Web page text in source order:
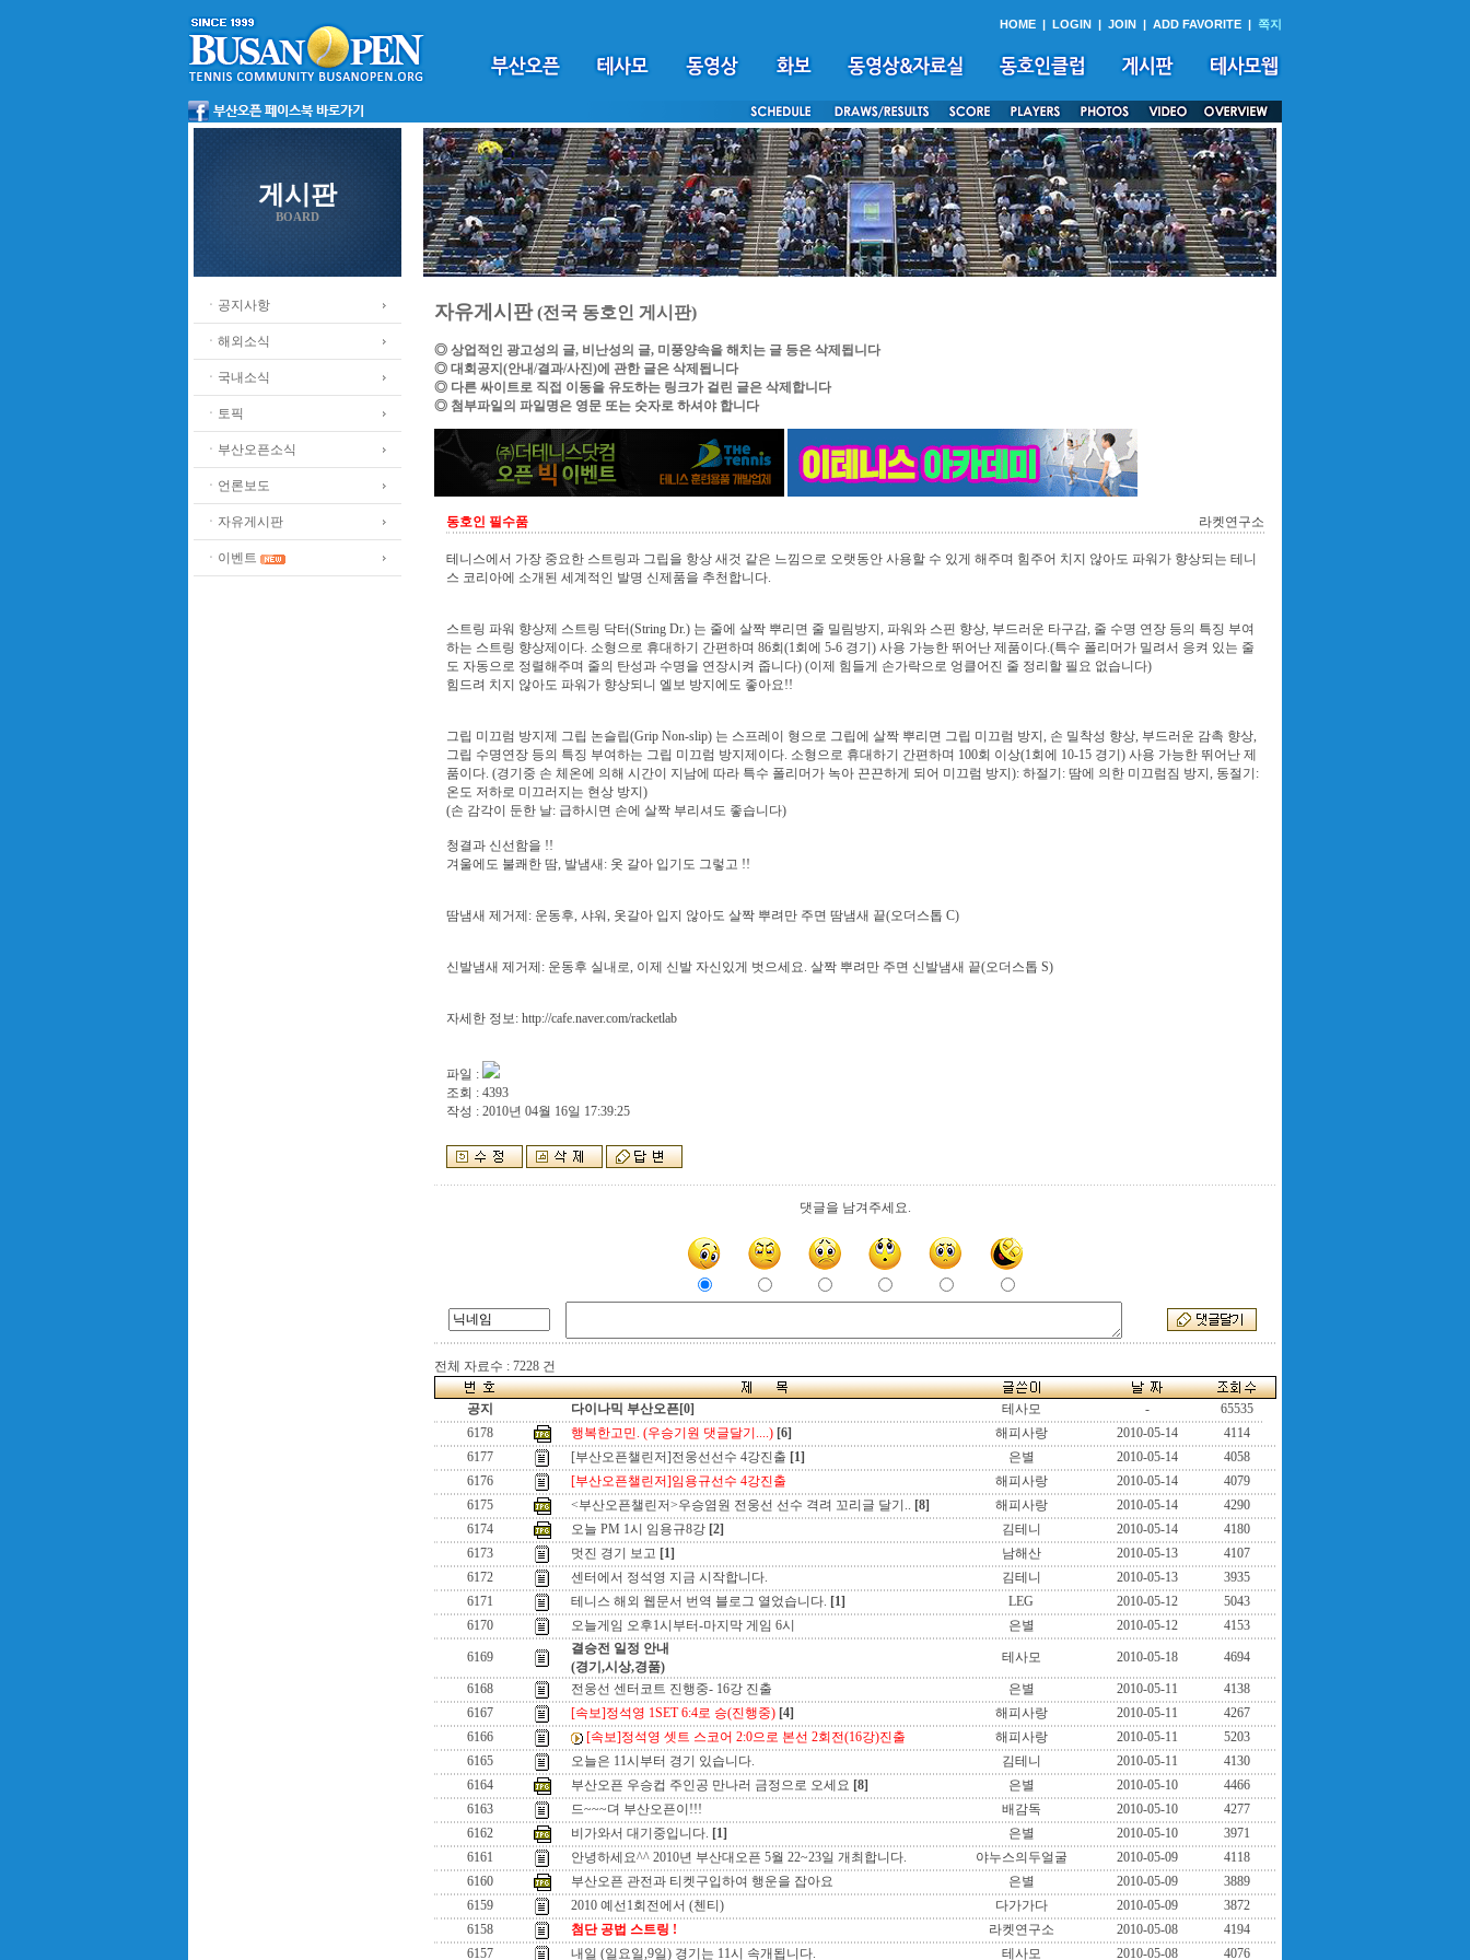
HOME | LOGIN | JOIN | ADD FAVORITE | 쪽지
게시판
BOARD
ㆍ공지사항
ㆍ해외소식
ㆍ국내소식
ㆍ토픽
ㆍ부산오픈소식
ㆍ언론보도
ㆍ자유게시판
ㆍ이벤트
자유게시판(전국 동호인 게시판)
◎ 상업적인 광고성의 글, 비난성의 글, 미풍양속을 해치는 글 등은 삭제됩니다
◎ 대회공지(안내/결과/사진)에 관한 글은 삭제됩니다
◎ 다른 싸이트로 직접 이동을 유도하는 링크가 걸린 글은 삭제합니다
◎ 첨부파일의 파일명은 영문 또는 숫자로 하셔야 합니다
동호인 필수품 라켓연구소
테니스에서 가장 중요한 스트링과 그립을 항상 새것 같은 느낌으로 오랫동안 사용할 수 있게 해주며 힘주어 치지 않아도 파워가 향상되는 테니
스 코리아에 소개된 세계적인 발명 신제품을 추천합니다.
스트링 파워 향상제 스트링 닥터(String Dr.) 는 줄에 살짝 뿌리면 줄 밀림방지, 파워와 스핀 향상, 부드러운 타구감, 줄 수명 연장 등의 특징 부여
하는 스트링 향상제이다. 소형으로 휴대하기 간편하며 86회(1회에 5-6 경기) 사용 가능한 뛰어난 제품이다.(특수 폴리머가 밀려서 응켜 있는 줄
도 자동으로 정렬해주며 줄의 탄성과 수명을 연장시켜 줍니다) (이제 힘들게 손가락으로 엉클어진 줄 정리할 필요 없습니다)
힘드려 치지 않아도 파워가 향상되니 엘보 방지에도 좋아요!!
그립 미끄럼 방지제 그립 논슬립(Grip Non-slip) 는 스프레이 형으로 그립에 살짝 뿌리면 그립 미끄럼 방지, 손 밀착성 향상, 부드러운 감촉 향상,
그립 수명연장 등의 특징 부여하는 그립 미끄럼 방지제이다. 소형으로 휴대하기 간편하며 100회 이상(1회에 10-15 경기) 사용 가능한 뛰어난 제
품이다. (경기중 손 체온에 의해 시간이 지남에 따라 특수 폴리머가 녹아 끈끈하게 되어 미끄럼 방지): 하절기: 땀에 의한 미끄럼짐 방지, 동절기:
온도 저하로 미끄러지는 현상 방지)
(손 감각이 둔한 날: 급하시면 손에 살짝 부리셔도 좋습니다)
청결과 신선함을 !!
겨울에도 불쾌한 땀, 발냄새: 옷 갈아 입기도 그렇고 !!
땀냄새 제거제: 운동후, 샤워, 옷갈아 입지 않아도 살짝 뿌려만 주면 땀냄새 끝(오더스톱 C)
신발냄새 제거제: 운동후 실내로, 이제 신발 자신있게 벗으세요. 살짝 뿌려만 주면 신발냄새 끝(오더스톱 S)
자세한 정보: http://cafe.naver.com/racketlab
파일 :
조회 : 4393
작성 : 2010년 04월 16일 17:39:25
댓글을 남겨주세요.
전체 자료수 : 7228 건
공지 다이나믹 부산오픈[0] 테사모 -
65535
6178
행복한고민. (우승기원 댓글달기....) [6] 해피사랑 2010-05-14
4114
6177
[부산오픈챌린저]전웅선선수 4강진출 [1] 은별 2010-05-14
4058
6176
[부산오픈챌린저]임용규선수 4강진출 해피사랑 2010-05-14
4079
6175
<부산오픈챌린저>우승염원 전웅선 선수 격려 꼬리글 달기.. [8] 해피사랑 2010-05-14
4290
6174
오늘 PM 1시 임용규8강 [2] 김테니 2010-05-14
4180
6173
멋진 경기 보고 [1] 남해산 2010-05-13
4107
6172
센터에서 정석영 지금 시작합니다. 김테니 2010-05-13
3935
6171
테니스 해외 웹문서 번역 블로그 열었습니다. [1] LEG 2010-05-12
5043
6170
오늘게임 오후1시부터-마지막 게임 6시 은별 2010-05-12 4153
6169
결승전 일정 안내
(경기,시상,경품)
테사모 2010-05-18 4694
6168 전웅선 센터코트 진행중- 16강 진출 은별 2010-05-11
4138
6167
[속보]정석영 1SET 6:4로 승(진행중) [4] 해피사랑 2010-05-11
4267
6166
[속보]정석영 셋트 스코어 2:0으로 본선 2회전(16강)진출 해피사랑 2010-05-11
5203
6165
오늘은 11시부터 경기 있습니다. 김테니 2010-05-11
4130
6164
부산오픈 우승컵 주인공 만나러 금정으로 오세요 [8] 은별 2010-05-10
4466
6163
드~~~뎌 부산오픈이!!! 배감독 2010-05-10
4277
6162
비가와서 대기중입니다. [1] 은별 2010-05-10
3971
6161
안녕하세요^^ 2010년 부산대오픈 5월 22~23일 개최합니다. 야누스의두얼굴 2010-05-09
4118
6160
부산오픈 관전과 티켓구입하여 행운을 잡아요 은별 2010-05-09
3889
6159
2010 예선1회전에서 (첸티) 다가가다 2010-05-09
3872
6158
첨단 공법 스트링 ! 라켓연구소 2010-05-08
4194
6157
내일 (일요일,9일) 경기는 11시 속개됩니다. 테사모 2010-05-08 4076